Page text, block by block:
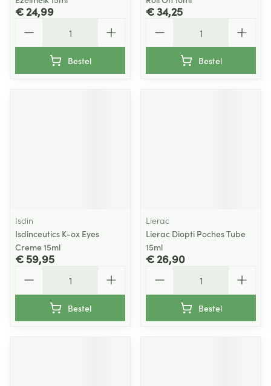
€ 24,99
Bestel
€ 34,25
Bestel
Isdin
Isdinceutics K-ox Eyes
Creme 15ml
€ 59,95
Bestel
Lierac
Lierac Diopti Poches Tube
15ml
€ 26,90
Bestel